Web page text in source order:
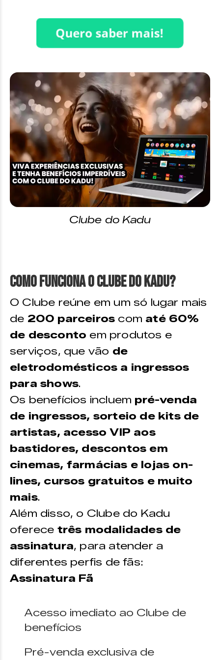
Clube do Kadu
Como funciona o Clube do Kadu?
O Clube reúne em um só lugar mais
de 200 parceiros com até 60%
de desconto em produtos e
serviços, que vão de
eletrodomésticos a ingressos
para shows.
Os benefícios incluem pré-venda
de ingressos, sorteio de kits de
artistas, acesso VIP aos
bastidores, descontos em
cinemas, farmácias e lojas on-
lines, cursos gratuitos e muito
mais.
Além disso, o Clube do Kadu
oferece três modalidades de
assinatura, para atender a
diferentes perfis de fãs:
Assinatura Fã
Acesso imediato ao Clube de
benefícios
Pré-venda exclusiva de